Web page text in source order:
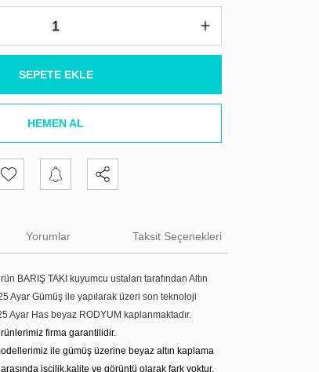
SEPETE EKLE
HEMEN AL
Yorumlar Taksit Seçenekleri
BARIŞ TAKI kuyumcu ustaları tarafından Altın
Ayar Gümüş ile yapılarak üzeri son teknoloji
Ayar Has beyaz RODYUM kaplanmaktadır.
firma garantilidir.
ile gümüş üzerine beyaz altın kaplama
arasında işçilik,kalite ve görüntü olarak fark yoktur.